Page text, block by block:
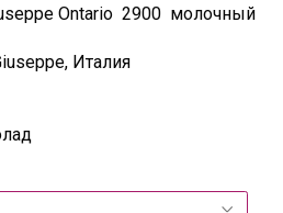
Ontario 2900 молочный
Италия